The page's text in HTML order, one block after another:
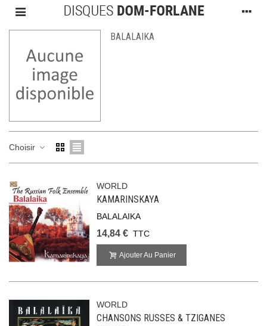
BALALAIKA
Choisir
WORLD
KAMARINSKAYA
BALALAIKA
14,84 € TTC
Ajouter Au Panier
WORLD
CHANSONS RUSSES & TZIGANES